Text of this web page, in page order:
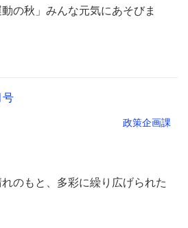
動の秋」みんな元気にあそびま
号
政策企画課
のもと、多彩に繰り広げられた